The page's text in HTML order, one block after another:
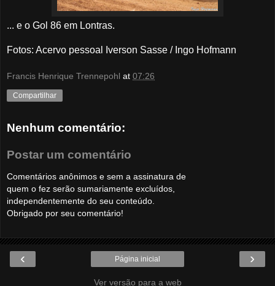
... e o Gol 86 em Lontras.
Fotos: Acervo pessoal Iverson Sasse / Ingo Hofmann
Francis Henrique Trennepohl at 07:26
Compartilhar
Nenhum comentário:
Postar um comentário
Comentários anônimos e sem a assinatura de
quem o fez serão sumariamente excluídos,
independentemente do seu conteúdo.
Obrigado por seu comentário!
‹ ›
Página inicial
Ver versão para a web